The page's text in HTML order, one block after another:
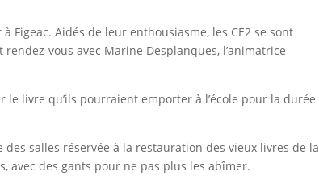
Aidés de leur enthousiasme, les CE2 se sont
vous avec Marine Desplanques, l’animatrice
livre qu’ils pourraient emporter à l’école pour la durée
salles réservée à la restauration des vieux livres de la
avec des gants pour ne pas plus les abîmer.